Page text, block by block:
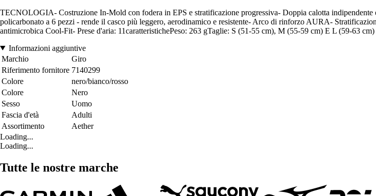
TECNOLOGIA- Costruzione In-Mold con fodera in EPS e stratificazione progressiva- Doppia calotta
policarbonato a 6 pezzi - rende il casco più leggero, aerodinamico e resistente- Arco di rinforzo AURA-
antimicrobica Cool-Fit- Prese d'aria: 11caratteristichePeso: 263 gTaglie: S (51-55 cm), M (55-59 cm) E L (59-63 cm)
Informazioni aggiuntive
Marchio
Giro
Riferimento fornitore 7140299
Colore
nero/bianco/rosso
Colore
Nero
Sesso
Uomo
Fascia d'età
Adulti
Assortimento
Aether
Loading...
Loading...
Tutte le nostre marche